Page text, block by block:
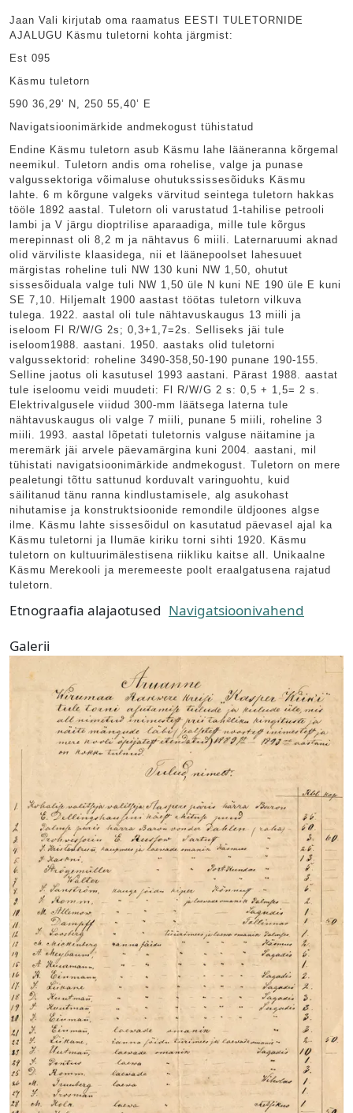
Jaan Vali kirjutab oma raamatus EESTI TULETORNIDE
AJALUGU Käsmu tuletorni kohta järgmist:
Est 095
Käsmu tuletorn
590 36,29’ N, 250 55,40’ E
Navigatsioonimärkide andmekogust tühistatud
Endine Käsmu tuletorn asub Käsmu lahe lääneranna kõrgemal
neemikul. Tuletorn andis oma rohelise, valge ja punase
valgussektoriga võimaluse ohutukssissesõiduks Käsmu
lahte. 6 m kõrgune valgeks värvitud seintega tuletorn hakkas
tööle 1892 aastal. Tuletorn oli varustatud 1-tahilise petrooli
lambi ja V järgu dioptrilise aparaadiga, mille tule kõrgus
merepinnast oli 8,2 m ja nähtavus 6 miili. Laternaruumi aknad
olid värviliste klaasidega, nii et läänepoolset lahesuuet
märgistas roheline tuli NW 130 kuni NW 1,50, ohutut
sissesõiduala valge tuli NW 1,50 üle N kuni NE 190 üle E kuni
SE 7,10. Hiljemalt 1900 aastast töötas tuletorn vilkuva
tulega. 1922. aastal oli tule nähtavuskaugus 13 miili ja
iseloom Fl R/W/G 2s; 0,3+1,7=2s. Selliseks jäi tule
iseloom1988. aastani. 1950. aastaks olid tuletorni
valgussektorid: roheline 3490-358,50-190 punane 190-155.
Selline jaotus oli kasutusel 1993 aastani. Pärast 1988. aastat
tule iseloomu veidi muudeti: Fl R/W/G 2 s: 0,5 + 1,5= 2 s.
Elektrivalgusele viidud 300-mm läätsega laterna tule
nähtavuskaugus oli valge 7 miili, punane 5 miili, roheline 3
miili. 1993. aastal lõpetati tuletornis valguse näitamine ja
meremärk jäi arvele päevamärgina kuni 2004. aastani, mil
tühistati navigatsioonimärkide andmekogust. Tuletorn on mere
pealetungi tõttu sattunud korduvalt varinguohtu, kuid
säilitanud tänu ranna kindlustamisele, alg asukohast
nihutamise ja konstruktsioonide remondile üldjoones algse
ilme. Käsmu lahte sissesõidul on kasutatud päevasel ajal ka
Käsmu tuletorni ja Ilumäe kiriku torni sihti 1920. Käsmu
tuletorn on kultuurimälestisena riikliku kaitse all. Unikaalne
Käsmu Merekooli ja meremeeste poolt eraalgatusena rajatud
tuletorn.
Etnograafia alajaotused Navigatsioonivahend
Galerii